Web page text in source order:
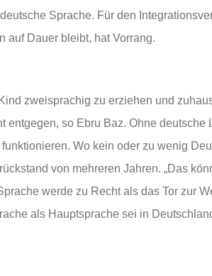
Sprache. Für den
auf Dauer bleibt, hat Vorrang.
zweisprachig zu erziehen und
entgegen, so Ebru Baz. Ohne deutsche
Wo kein oder zu wenig
von mehreren Jahren. „Das
werde zu Recht als das Tor zur
als Hauptsprache sei in